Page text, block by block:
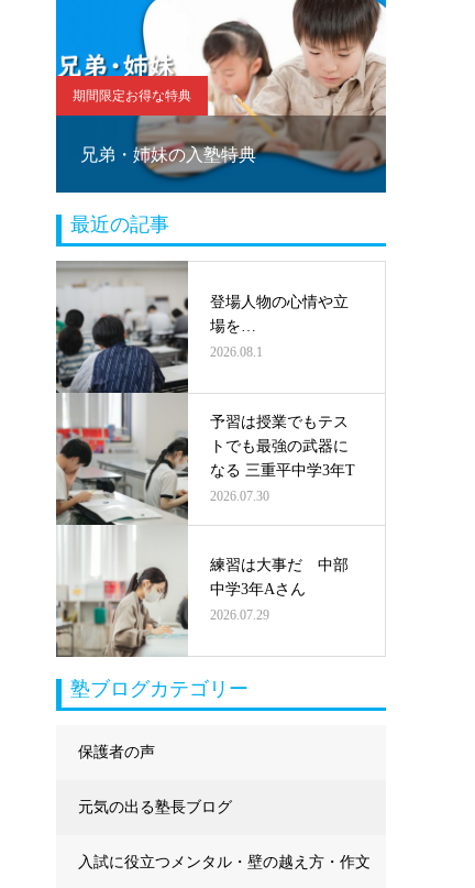
期間限定お得な特典
兄弟・姉妹の入塾特典
最近の記事
登場人物の心情や立
場を…
2026.08.1
予習は授業でもテス
トでも最強の武器に
なる 三重平中学3年T
2026.07.30
練習は大事だ 中部
中学3年Aさん
2026.07.29
塾ブログカテゴリー
保護者の声
元気の出る塾長ブログ
入試に役立つメンタル・壁の越え方・作文